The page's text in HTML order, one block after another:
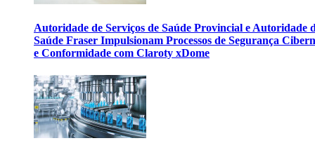
Autoridade de Serviços de Saúde Provincial e Autoridade
Saúde Fraser Impulsionam Processos de Segurança
e Conformidade com Claroty xDome